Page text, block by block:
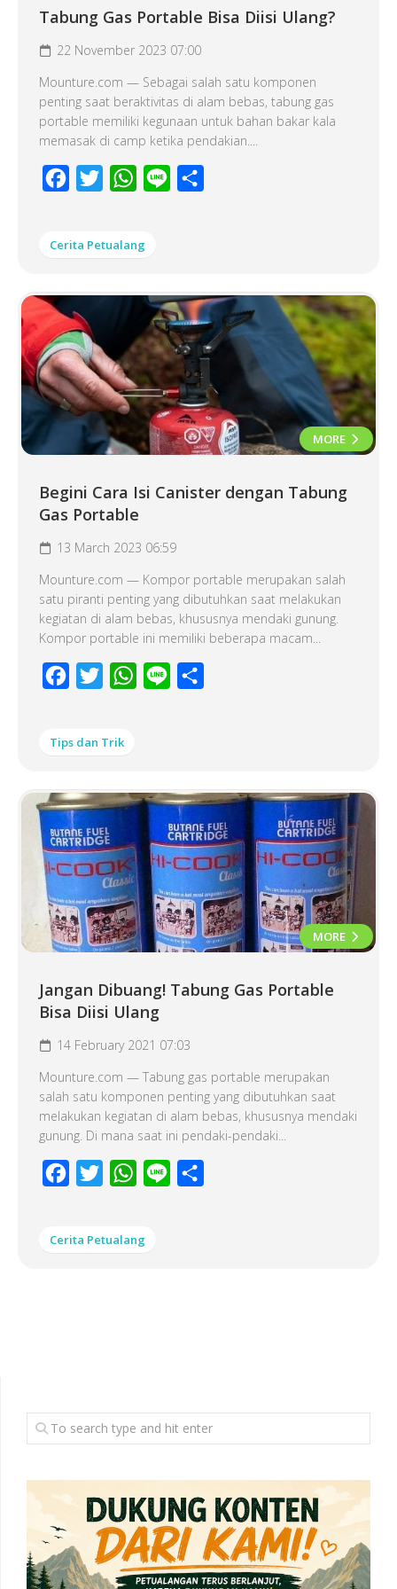
Tabung Gas Portable Bisa Diisi Ulang?
22 November 2023 07:00
Mounture.com — Sebagai salah satu komponen
penting saat beraktivitas di alam bebas, tabung gas
portable memiliki kegunaan untuk bahan bakar kala
memasak di camp ketika pendakian....
Facebook
Twitter WhatsApp
Line
Cerita Petualang
MORE
Begini Cara Isi Canister dengan Tabung
Gas Portable
13 March 2023 06:59
Mounture.com — Kompor portable merupakan salah
satu piranti penting yang dibutuhkan saat melakukan
kegiatan di alam bebas, khususnya mendaki gunung.
Kompor portable ini memiliki beberapa macam...
Facebook
Twitter WhatsApp
Line
Tips dan Trik
MORE
Jangan Dibuang! Tabung Gas Portable
Bisa Diisi Ulang
14 February 2021 07:03
Mounture.com — Tabung gas portable merupakan
salah satu komponen penting yang dibutuhkan saat
melakukan kegiatan di alam bebas, khususnya mendaki
gunung. Di mana saat ini pendaki-pendaki...
Facebook
Twitter WhatsApp
Line
Cerita Petualang